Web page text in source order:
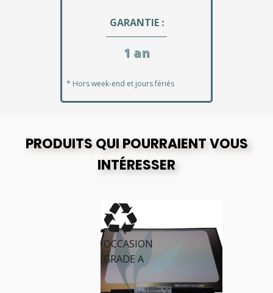
GARANTIE :
1 an
* Hors week-end et jours fériés
PRODUITS QUI POURRAIENT VOUS
INTÉRESSER
OCCASION
GRADE A